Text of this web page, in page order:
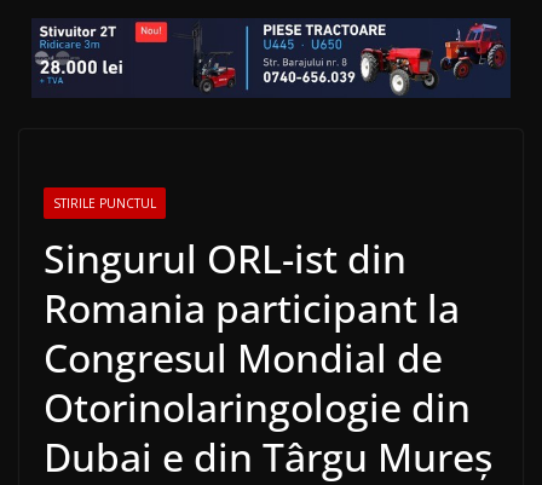
STIRILE PUNCTUL
Singurul ORL-ist din
Romania participant la
Congresul Mondial de
Otorinolaringologie din
Dubai e din Târgu Mureș